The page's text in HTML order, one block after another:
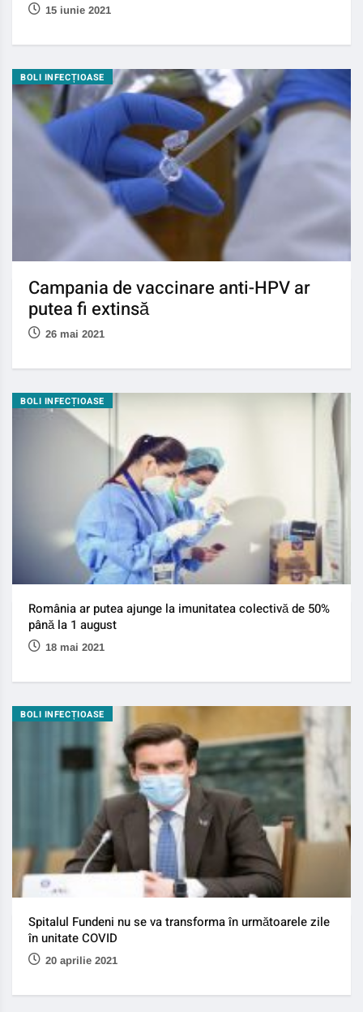
15 iunie 2021
BOLI INFECȚIOASE
Campania de vaccinare anti-HPV ar
putea fi extinsă
26 mai 2021
BOLI INFECȚIOASE
România ar putea ajunge la imunitatea colectivă de 50%
până la 1 august
18 mai 2021
BOLI INFECȚIOASE
Spitalul Fundeni nu se va transforma în următoarele zile
în unitate COVID
20 aprilie 2021